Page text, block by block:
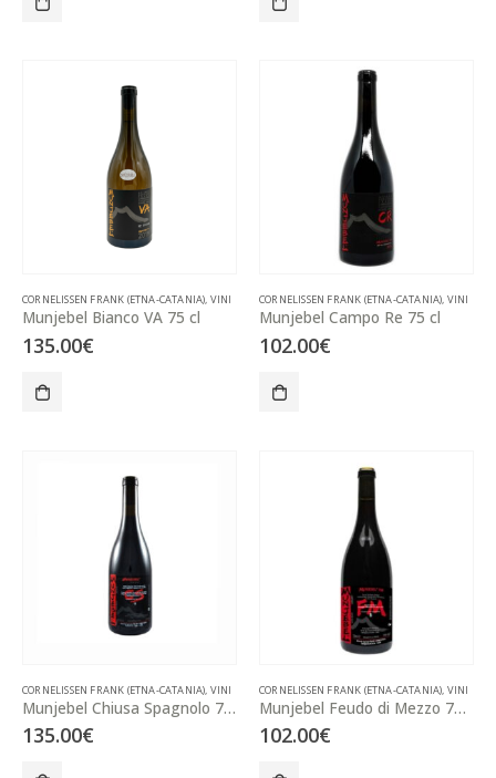
CORNELISSEN FRANK (ETNA-CATANIA), VINI
Munjebel Bianco VA 75 cl
135.00€
CORNELISSEN FRANK (ETNA-CATANIA), VINI
Munjebel Campo Re 75 cl
102.00€
CORNELISSEN FRANK (ETNA-CATANIA) VINI
Munjebel Chiusa Spagnolo 75 cl
135.00€
CORNELISSEN FRANK (ETNA-CATANIA) VINI
Munjebel Feudo di Mezzo 75 cl
102.00€